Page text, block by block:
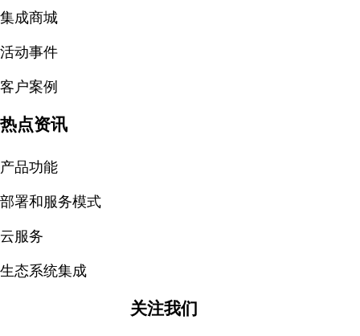
集成商城
活动事件
客户案例
热点资讯
产品功能
部署和服务模式
云服务
生态系统集成
关注我们